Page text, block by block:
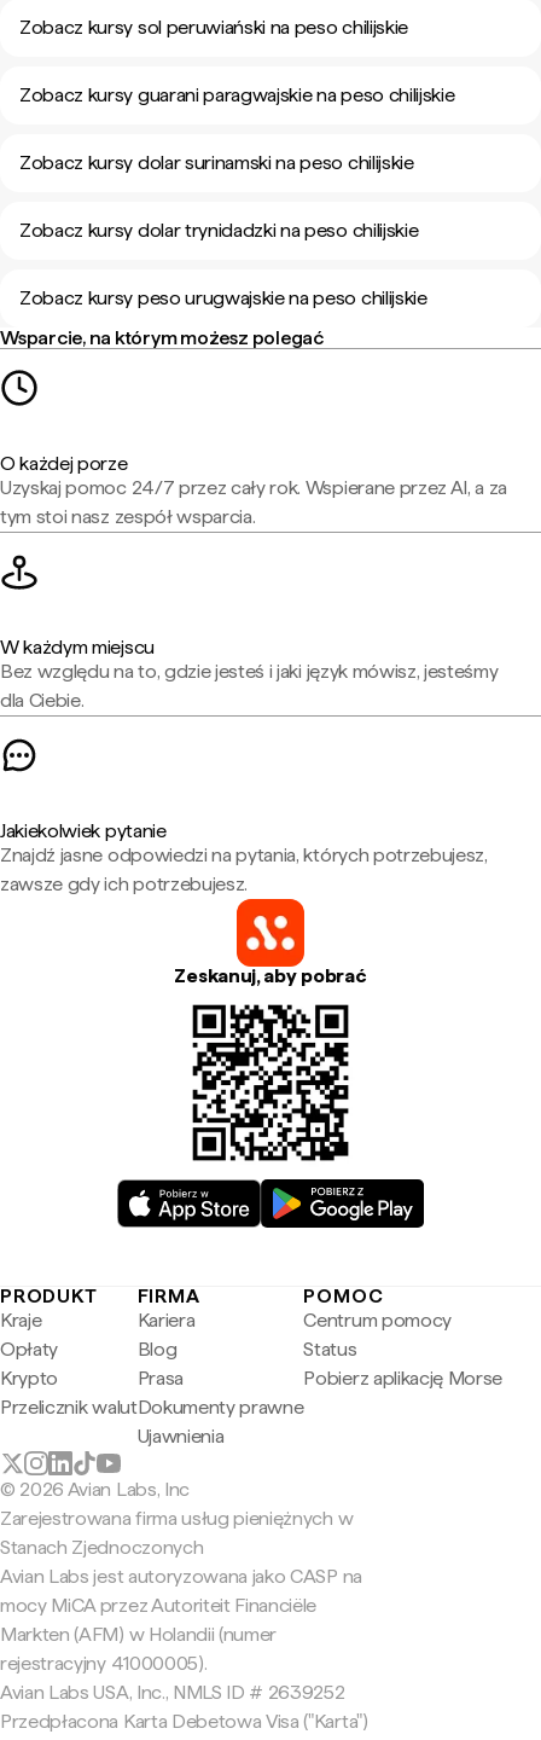
Zobacz kursy sol peruwiański na peso chilijskie
Zobacz kursy guarani paragwajskie na peso chilijskie
Zobacz kursy dolar surinamski na peso chilijskie
Zobacz kursy dolar trynidadzki na peso chilijskie
Zobacz kursy peso urugwajskie na peso chilijskie
Wsparcie, na którym możesz polegać
O każdej porze
Uzyskaj pomoc 24/7 przez cały rok. Wspierane przez AI, a za
tym stoi nasz zespół wsparcia.
W każdym miejscu
Bez względu na to, gdzie jesteś i jaki język mówisz, jesteśmy
dla Ciebie.
Jakiekolwiek pytanie
Znajdź jasne odpowiedzi na pytania, których potrzebujesz,
zawsze gdy ich potrzebujesz.
Zeskanuj, aby pobrać
PRODUKT
Kraje
Opłaty
Krypto
Przelicznik walut
FIRMA
Kariera
Blog
Prasa
Dokumenty prawne
Ujawnienia
POMOC
Centrum pomocy
Status
Pobierz aplikację Morse
© 2026 Avian Labs, Inc
Zarejestrowana firma usług pieniężnych w
Stanach Zjednoczonych
Avian Labs jest autoryzowana jako CASP na
mocy MiCA przez Autoriteit Financiële
Markten (AFM) w Holandii (numer
rejestracyjny 41000005).
Avian Labs USA, Inc., NMLS ID # 2639252
Przedpłacona Karta Debetowa Visa ("Karta")